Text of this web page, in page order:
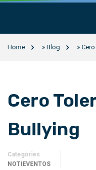
Home » Blog »
Cero
Bullying
Categories
NOTIEVENTOS